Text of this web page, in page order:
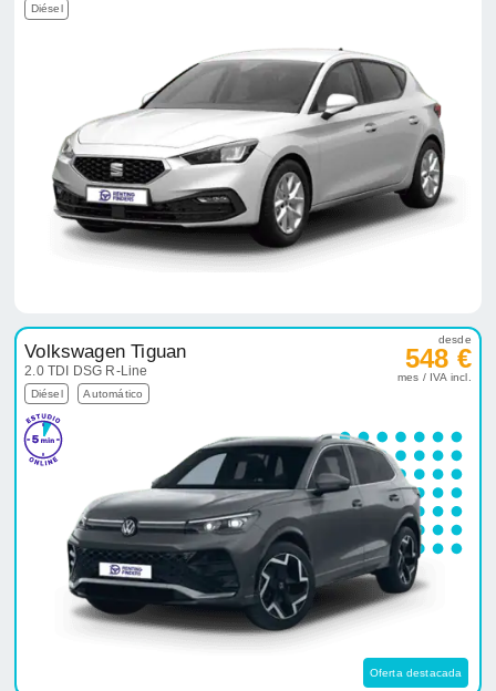
Diésel
Volkswagen Tiguan
2.0 TDI DSG R-Line
Diésel Automático
desde
548 €
mes / IVA incl.
Oferta destacada